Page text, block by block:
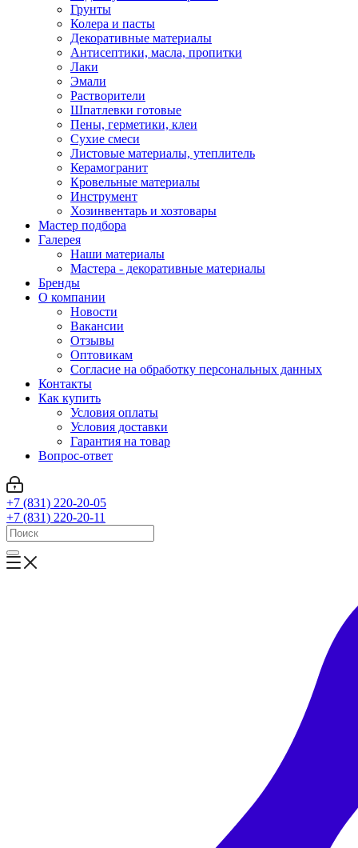
Грунты
Колера и пасты
Декоративные материалы
Антисептики, масла, пропитки
Лаки
Эмали
Растворители
Шпатлевки готовые
Пены, герметики, клеи
Сухие смеси
Листовые материалы, утеплитель
Керамогранит
Кровельные материалы
Инструмент
Хозинвентарь и хозтовары
Мастер подбора
Галерея
Наши материалы
Мастера - декоративные материалы
Бренды
О компании
Новости
Вакансии
Отзывы
Оптовикам
Cогласие на обработку персональных данных
Контакты
Как купить
Условия оплаты
Условия доставки
Гарантия на товар
Вопрос-ответ
+7 (831) 220-20-05
+7 (831) 220-20-11